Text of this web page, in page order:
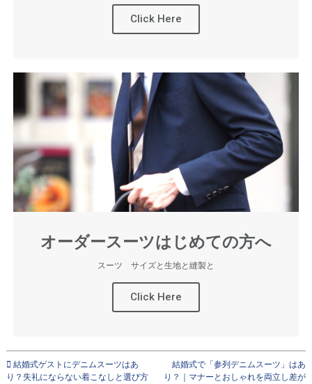
Click Here
オーダースーツはじめての方へ
スーツ サイズと生地と縫製と
Click Here
結婚式ゲストにデニムスーツはあ
り？失礼にならない着こなしと選び方
結婚式で「参列デニムスーツ」はあ
り？｜マナーとおしゃれを両立し差が